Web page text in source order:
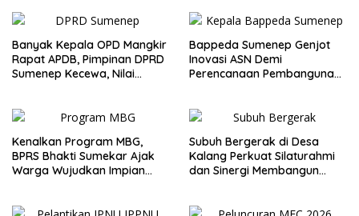
Banyak Kepala OPD Mangkir
Rapat APDB, Pimpinan DPRD
Sumenep Kecewa, Nilai
Bappeda Sumenep Genjot
Inovasi ASN Demi
Perencanaan Pembangunan
Kenalkan Program MBG,
BPRS Bhakti Sumekar Ajak
Warga Wujudkan Impian
Subuh Bergerak di Desa
Kalang Perkuat Silaturahmi
dan Sinergi Membangun